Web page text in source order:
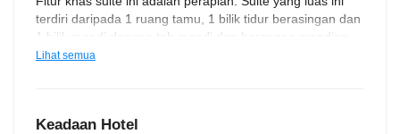
terdiri daripada 1 ruang tamu, 1 bilik tidur berasingan dan
1 bilik mandi dengan tab mandi dan barangan mandian
percuma. Menampilkan teres dengan pemandangan
Lihat semua
Keadaan Hotel